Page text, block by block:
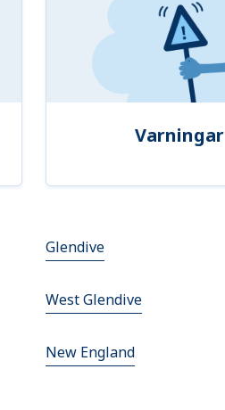
Varningar
Glendive
West Glendive
New England